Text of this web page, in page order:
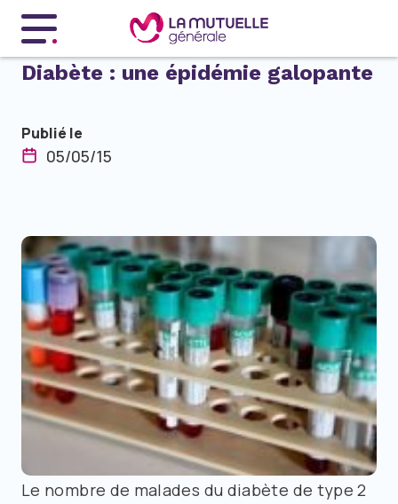
Menu principal
Diabète : une épidémie galopante
Publié le
05/05/15
Le nombre de malades du diabète de type 2